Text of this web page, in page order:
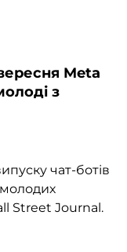
Meta
з
чат-ботів
Street Journal.